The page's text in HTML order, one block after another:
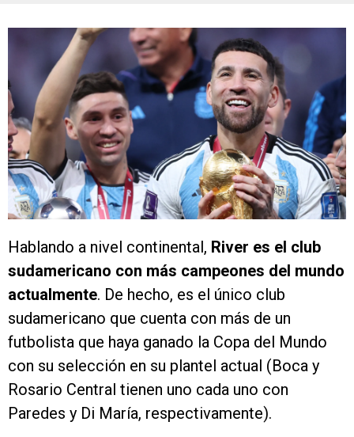
Hablando a nivel continental, River es el club
sudamericano con más campeones del mundo
actualmente. De hecho, es el único club
sudamericano que cuenta con más de un
futbolista que haya ganado la Copa del Mundo
con su selección en su plantel actual (Boca y
Rosario Central tienen uno cada uno con
Paredes y Di María, respectivamente).